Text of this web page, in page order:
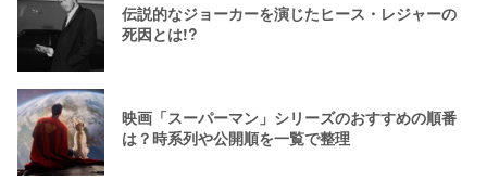
伝説的なジョーカーを演じたヒース・レジャーの
死因とは!?
映画「スーパーマン」シリーズのおすすめの順番
は？時系列や公開順を一覧で整理